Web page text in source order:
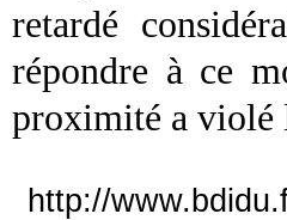
retardé
répondre à ce
proximité a violé
http://